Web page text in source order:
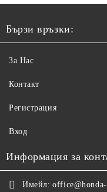
Бързи връзки:
За Нас
Контакт
Регистрация
Вход
Информация за
Имейл: